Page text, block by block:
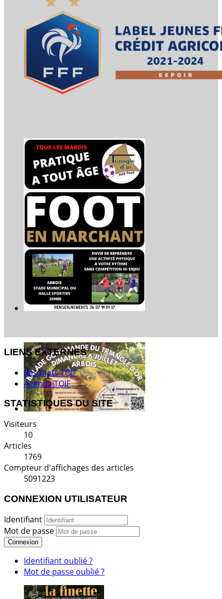
LIENS EXTERNES
Résultats TOJF
Agenda TOJF
STATISTIQUES DU SITE
Visiteurs
10
Articles
1769
Compteur d'affichages des articles
5091223
CONNEXION UTILISATEUR
Identifiant
Mot de passe
Connexion
Identifiant oublié ?
Mot de passe oublié ?